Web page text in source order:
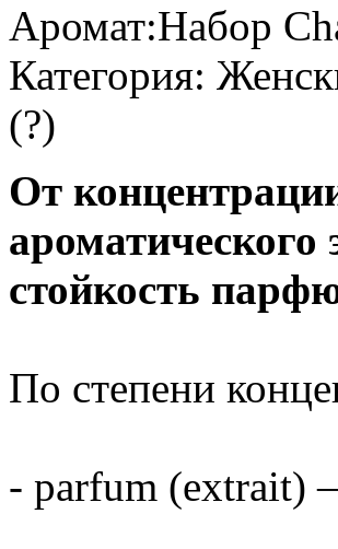
Аромат:Набор
Категория:
(?)
От
стойкость
По степени
- parfum (extrait) –